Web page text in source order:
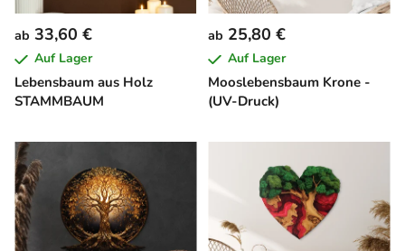
Lebensbaum aus Holz
STAMMBAUM
ab 33,60 €
Auf Lager
Mooslebensbaum Krone -
(UV-Druck)
ab 25,80 €
Auf Lager